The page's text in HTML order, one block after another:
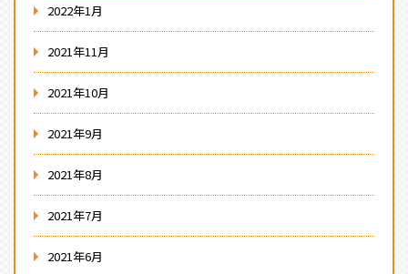
2022年1月
2021年11月
2021年10月
2021年9月
2021年8月
2021年7月
2021年6月